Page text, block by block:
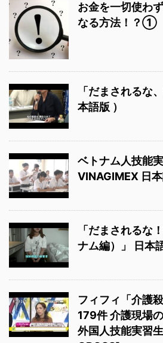
お金を一切使わ
なる方法！？①
「だまされるな
本語版 ）
ベトナム人技能
VINAGIMEX 日
「だまされるな
ナム編）」 日本
フィフィ「介護
179件 介護現場
外国人技能実習